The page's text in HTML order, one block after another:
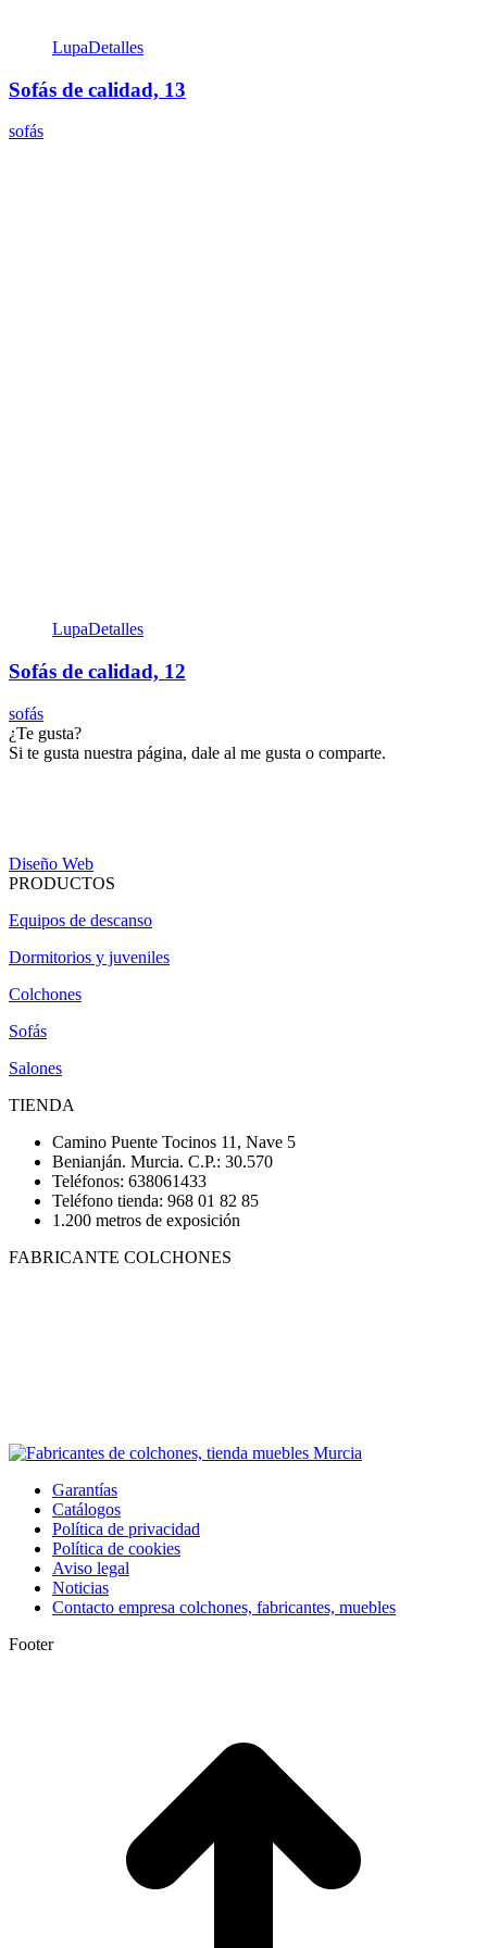
LupaDetalles
Sofás de calidad, 13
sofás
LupaDetalles
Sofás de calidad, 12
sofás
¿Te gusta?
Si te gusta nuestra página, dale al me gusta o comparte.
Diseño Web
PRODUCTOS
Equipos de descanso
Dormitorios y juveniles
Colchones
Sofás
Salones
TIENDA
Camino Puente Tocinos 11, Nave 5
Benianján. Murcia. C.P.: 30.570
Teléfonos: 638061433
Teléfono tienda: 968 01 82 85
1.200 metros de exposición
FABRICANTE COLCHONES
Garantías
Catálogos
Política de privacidad
Política de cookies
Aviso legal
Noticias
Contacto empresa colchones, fabricantes, muebles
Footer